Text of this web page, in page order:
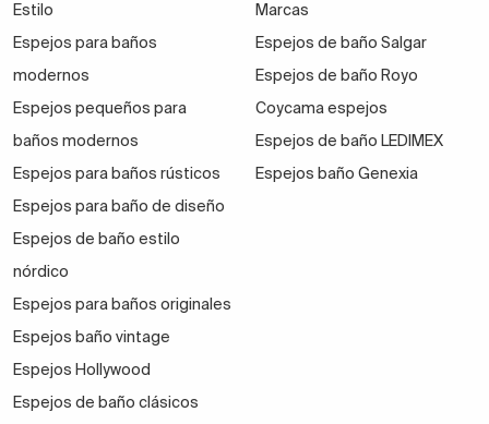
Estilo
Espejos para baños
modernos
Espejos pequeños para
baños modernos
Espejos para baños rústicos
Espejos para baño de diseño
Espejos de baño estilo
nórdico
Espejos para baños originales
Espejos baño vintage
Espejos Hollywood
Espejos de baño clásicos
Marcas
Espejos de baño Salgar
Espejos de baño Royo
Coycama espejos
Espejos de baño LEDIMEX
Espejos baño Genexia